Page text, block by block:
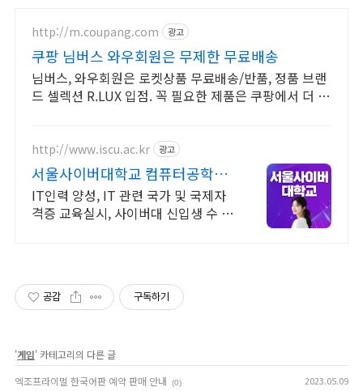
http://m.coupang.com 광고
쿠팡 님버스 와우회원은 무제한 무료배송
님버스, 와우회원은 로켓상품 무료배송/반품, 정품 브랜
드 셀렉션 R.LUX 입점. 꼭 필요한 제품은 쿠팡에서 더 저
http://www.iscu.ac.kr 광고
서울사이버대학교 컴퓨터공학과
2026 가을학기 신편입생
IT인력 양성, IT 관련 국가 및 국제자
격증 교육실시, 사이버대 신입생 수 1
공감 구독하기
'게임' 카테고리의 다른 글
엑조프라이멀 한국어판 예약 판매 안내
(0) 2023.05.09